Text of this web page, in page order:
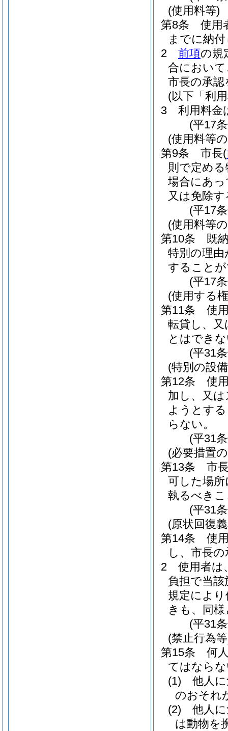
(使用料等)
第8条
使用
までに納
2
前項の規
合において
市長の承
(以下「利
3
利用料金
(平17
(使用料等
第9条
市長(
則で定め
場合にあ
又は免除
(平17
(使用料等
第10条
既
特別の理
すること
(平17
(使用する
第11条
使
転貸し、
とはでき
(平31
(特別の設
第12条
使
加し、又
ようとす
らない。
(平31
(必要措置
第13条
市
可した場
執るべき
(平31
(原状回復
第14条
使
し、市長
2
使用者は
負担で当
規定によ
きも、同
(平31
(禁止行為
第15条
何
てはなら
(1)
他人
のおそれ
(2)
他人
は動物を